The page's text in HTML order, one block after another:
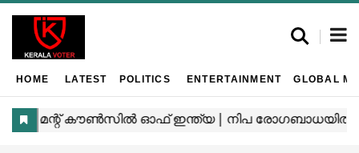
HOME LATEST POLITICS ENTERTAINMENT GLOBAL